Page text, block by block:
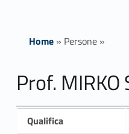
Home» Persone»
Prof. MIRKO
Qualifica